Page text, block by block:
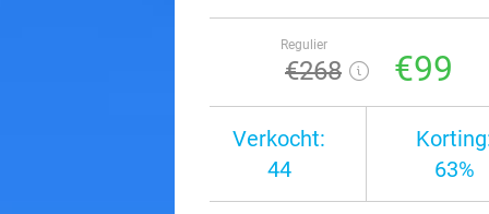
Regulier
€268 €99
Verkocht:
44
63%